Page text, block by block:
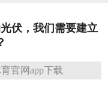
伏，我们需要建立
官网app下载